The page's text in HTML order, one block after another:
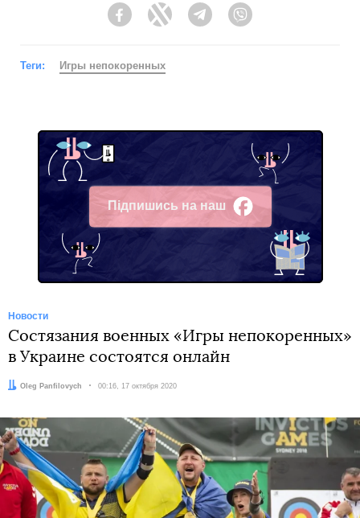
FacebookTwitter Telegram
Теги: Игры непокоренных
Підпишись на наш
Facebook
Новости
Состязания военных «Игры непокоренных»
в Украине состоятся онлайн
Автор:
Oleg Panfilovych Дата:
00:16, 17 октября 2020